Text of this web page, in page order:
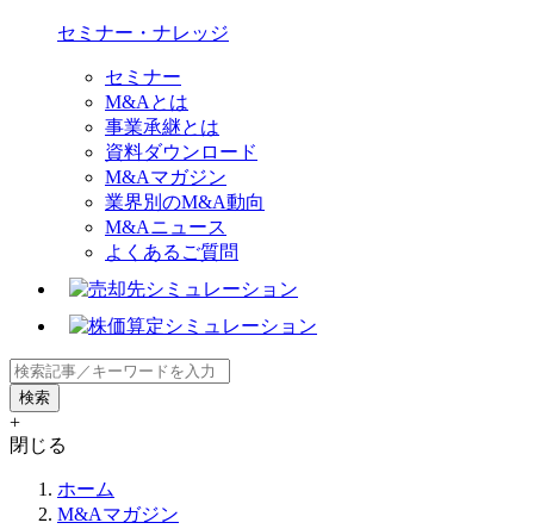
セミナー・ナレッジ
セミナー
M&Aとは
事業承継とは
資料ダウンロード
M&Aマガジン
業界別のM&A動向
M&Aニュース
よくあるご質問
+
閉じる
ホーム
M&Aマガジン